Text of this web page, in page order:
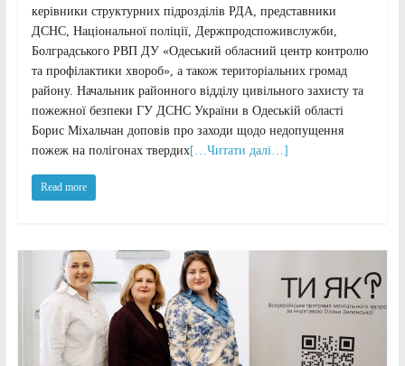
керівники структурних підрозділів РДА, представники
ДСНС, Національної поліції, Держпродспоживслужби,
Болградського РВП ДУ «Одеський обласний центр контролю
та профілактики хвороб», а також територіальних громад
району. Начальник районного відділу цивільного захисту та
пожежної безпеки ГУ ДСНС України в Одеській області
Борис Міхальчан доповів про заходи щодо недопущення
пожеж на полігонах твердих[…Читати далі…]
Read more